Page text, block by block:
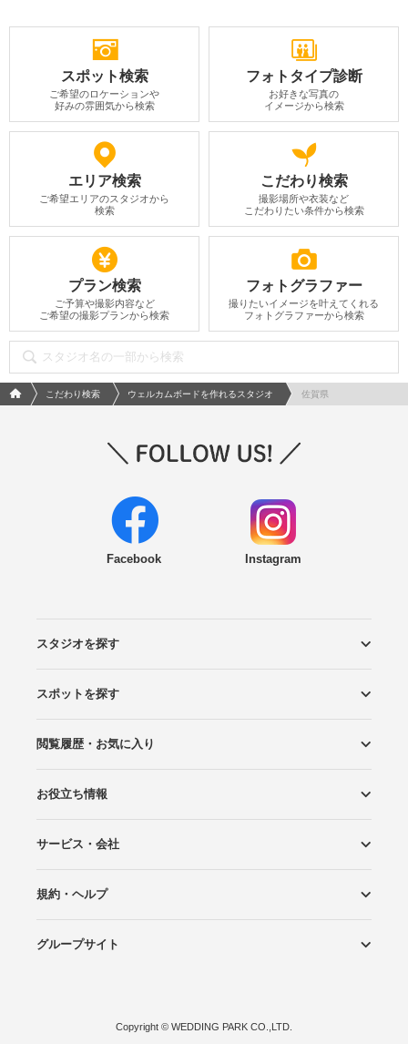
スポット検索
ご希望のロケーションや
好みの雰囲気から検索
フォトタイプ診断
お好きな写真の
イメージから検索
エリア検索
ご希望エリアのスタジオから
検索
こだわり検索
撮影場所や衣装など
こだわりたい条件から検索
プラン検索
ご予算や撮影内容など
ご希望の撮影プランから検索
フォトグラファー
撮りたいイメージを叶えてくれる
フォトグラファーから検索
フォトウエディング/結婚写真のPhotorait ホーム
こだわり検索 ウェルカムボードを作れるスタジオ 佐賀県
Facebook Instagram
スタジオを探す
エリアから探す
こだわりから探す
NEW PHOTO STYLE
プランから探す
フォトタイプ診断
フォトグラファーから探す
国内リゾートから探す
スポットを探す
ロケーションから探す
スタジオから探す
閲覧履歴・お気に入り
閲覧スタジオ
お気に入り
お役立ち情報
Wedding Photo マガジン
はじめてガイド
サービス・会社
Photoraitとは
スタジオの掲載について
お問い合わせ
運営会社
サイトマップ
規約・ヘルプ
プライバシーポリシー
利用規約
ヘルプ
グループサイト
Copyright © WEDDING PARK CO.,LTD.